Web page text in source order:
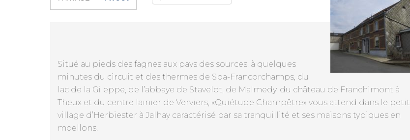
Situé au pieds des fagnes aux pays des sources, à quelques
minutes du circuit et des thermes de Spa-Francorchamps, du
lac de la Gileppe, de l’abbaye de Stavelot, de Malmedy, du château de Franchimont à
Theux et du centre lainier de Verviers, «Quiétude Champêtre» vous attend dans le petit
village d’Herbiester à Jalhay caractérisé par sa tranquillité et ses maisons typiques en
moëllons.